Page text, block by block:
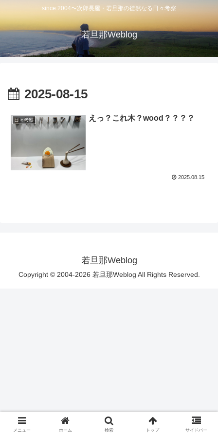
since 2004〜次郎長屋・若旦那の徒然なる日々考察
若旦那Weblog
2025-08-15
日々考察 えっ？これ木？wood？？？？
2025.08.15
若旦那Weblog
Copyright © 2004-2026 若旦那Weblog All Rights Reserved.
メニュー ホーム 検索 トップ サイドバー